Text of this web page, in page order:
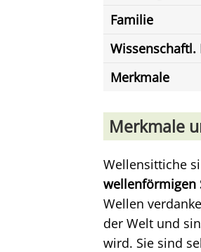
Familie
Wissenschaftl.
Merkmale
Merkmale
Wellensittiche
wellenförmigen
Wellen
der Welt und
wird. Sie sind